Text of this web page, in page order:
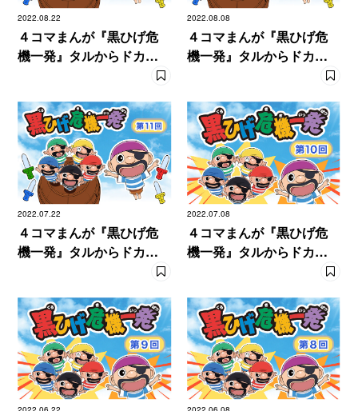
2022.08.22
４コマまんが『黒ひげ危
機一発』タルからドカン
2022.08.08
４コマまんが『黒ひげ危
機一発』タルからドカン
2022.07.22
４コマまんが『黒ひげ危
機一発』タルからドカン
2022.07.08
４コマまんが『黒ひげ危
機一発』タルからドカン